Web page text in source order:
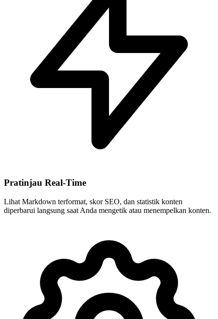
Pratinjau Real-Time
Lihat Markdown terformat, skor SEO, dan statistik konten
diperbarui langsung saat Anda mengetik atau menempelkan konten.